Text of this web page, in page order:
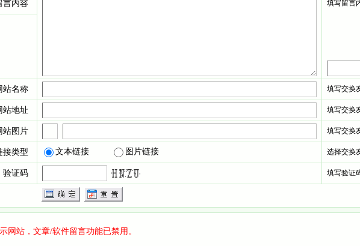
言内容 填写留言
站名称 填写交换
站地址 填写交换
站图片 填写交换
接类型 文本链接 图片链接 选择交换
证码 填写验证
网站，文章/软件留言功能已禁用。